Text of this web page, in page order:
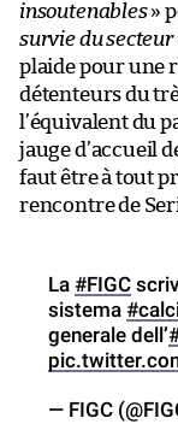
insoutenables»
survie du secteur
plaide pour une
détenteurs du
l’équivalent du
jauge d’accueil
faut être à tout
rencontre de
La #FIGC
sistema
generale dell’
— FIGC